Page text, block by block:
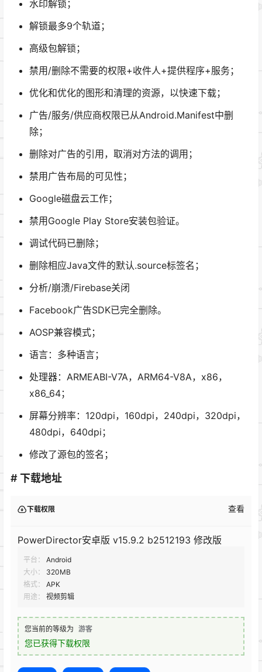
水印解锁；
解锁最多9个轨道；
高级包解锁；
禁用/删除不需要的权限+收件人+提供程序+服务；
优化和优化的图形和清理的资源，以快速下载；
广告/服务/供应商权限已从Android.Manifest中删
除；
删除对广告的引用，取消对方法的调用；
禁用广告布局的可见性；
Google磁盘云工作；
禁用Google Play Store安装包验证。
调试代码已删除；
删除相应Java文件的默认.source标签名；
分析/崩溃/Firebase关闭
Facebook广告SDK已完全删除。
AOSP兼容模式；
语言：多种语言；
处理器：ARMEABI-V7A，ARM64-V8A，x86，
x86_64；
屏幕分辨率：120dpi，160dpi，240dpi，320dpi，
480dpi，640dpi；
修改了源包的签名；
# 下载地址
下载权限 查看
PowerDirector安卓版 v15.9.2 b2512193 修改版
平台：
Android
大小：
320MB
格式：
APK
用途：
视频剪辑
您当前的等级为 游客
您已获得下载权限